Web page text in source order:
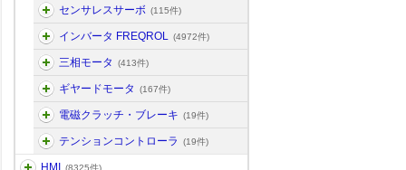
センサレスサーボ (115件)
インバータ FREQROL (4972件)
三相モータ (413件)
ギヤードモータ (167件)
電磁クラッチ・ブレーキ (19件)
テンションコントローラ (19件)
HMI (8325件)